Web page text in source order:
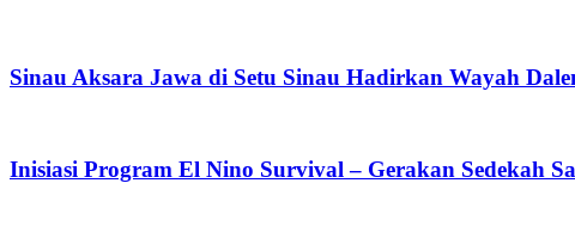
Sinau Aksara Jawa di Setu Sinau Hadirkan Wayah
Inisiasi Program El Nino Survival – Gerakan Sedekah